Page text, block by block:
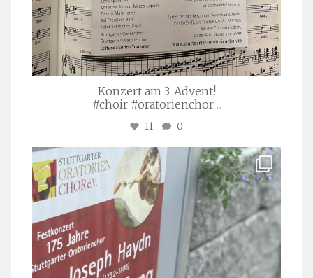
Konzert am 3. Advent!
#choir #oratorienchor ...
11 0
stuttgarter_oratorienchor
Juli 23